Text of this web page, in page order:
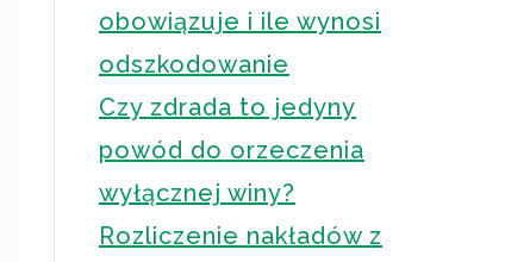
obowiązuje i ile wynosi
odszkodowanie
Czy zdrada to jedyny
powód do orzeczenia
wyłącznej winy?
Rozliczenie nakładów z